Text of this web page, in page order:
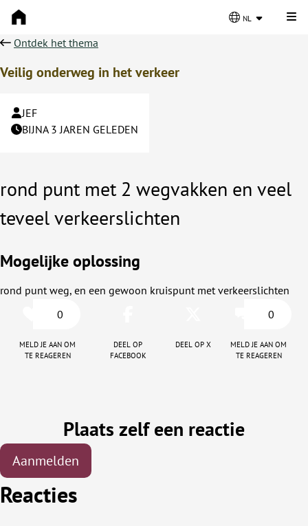
nl
Ontdek het thema
Veilig onderweg in het verkeer
JEF
BIJNA 3 JAREN GELEDEN
rond punt met 2 wegvakken en veel
teveel verkeerslichten
Mogelijke oplossing
rond punt weg, en een gewoon kruispunt met verkeerslichten
0
Meld je aan om
te reageren
Deel op
facebook
Deel op X
0
Meld je aan om
te reageren
Plaats zelf een reactie
Aanmelden
Reacties